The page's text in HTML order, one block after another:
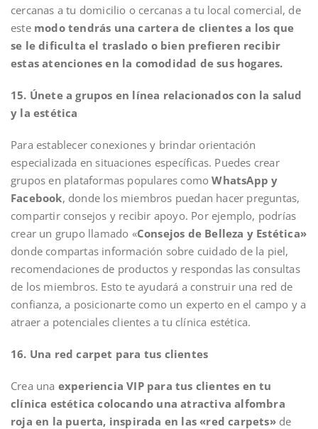
cercanas a tu domicilio o cercanas a tu local comercial, de
este modo tendrás una cartera de clientes a los que
se le dificulta el traslado o bien prefieren recibir
estas atenciones en la comodidad de sus hogares.
15. Únete a grupos en línea relacionados con la salud
y la estética
Para establecer conexiones y brindar orientación
especializada en situaciones específicas. Puedes crear
grupos en plataformas populares comoWhatsApp y
Facebook, donde los miembros puedan hacer preguntas,
compartir consejos y recibir apoyo. Por ejemplo, podrías
crear un grupo llamado «Consejos de Belleza y Estética»
donde compartas información sobre cuidado de la piel,
recomendaciones de productos y respondas las consultas
de los miembros. Esto te ayudará a construir una red de
confianza, a posicionarte como un experto en el campo y a
atraer a potenciales clientes a tu clínica estética.
16. Una red carpet para tus clientes
Crea una experiencia VIP para tus clientes en tu
clínica estética colocando una atractiva alfombra
roja en la puerta, inspirada en las «red carpets»de